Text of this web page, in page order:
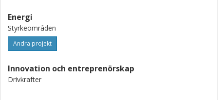
Energi
Styrkeområden
Andra projekt
Innovation och entreprenörskap
Drivkrafter